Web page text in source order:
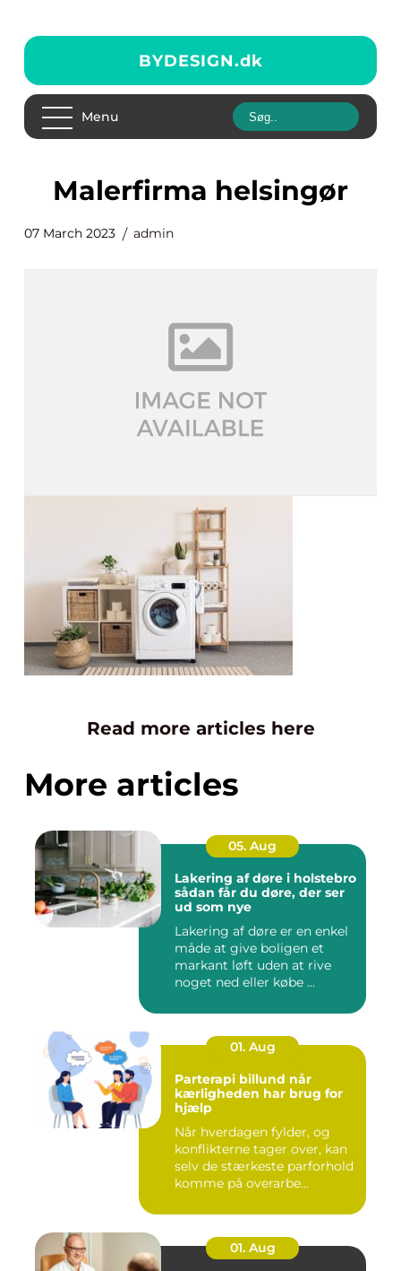
BYDESIGN.dk
Menu
malerfirma helsingør
07 March 2023 admin
Read more articles here
More articles
05. Aug
Lakering af døre i holstebro
sådan får du døre, der ser
ud som nye
Lakering af døre er en enkel
måde at give boligen et
markant løft uden at rive
noget ned eller købe ...
01. Aug
Parterapi billund når
kærligheden har brug for
hjælp
Når hverdagen fylder, og
konflikterne tager over, kan
selv de stærkeste parforhold
komme på overarbe...
01. Aug